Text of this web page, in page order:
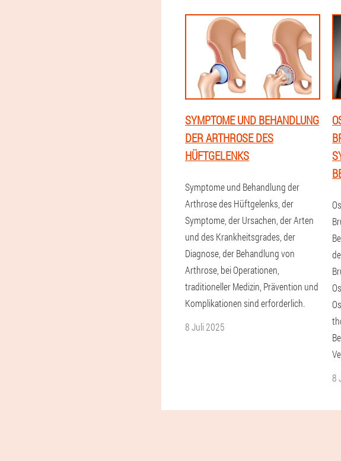
SYMPTOME UND BEHANDLUNG
DER ARTHROSE DES
HÜFTGELENKS
Symptome und Behandlung der
Arthrose des Hüftgelenks, der
Symptome, der Ursachen, der Arten
und des Krankheitsgrades, der
Diagnose, der Behandlung von
Arthrose, bei Operationen,
traditioneller Medizin, Prävention und
Komplikationen sind erforderlich.
8 Juli 2025
8